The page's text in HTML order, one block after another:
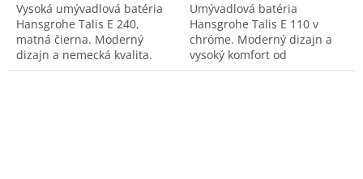
Vysoká umývadlová batéria
Hansgrohe Talis E 240,
matná čierna. Moderný
dizajn a nemecká kvalita.
Kód výrobku: 71717670.
Umývadlová batéria
Hansgrohe Talis E 110 v
chróme. Moderný dizajn a
vysoký komfort od
špičkového výrobcu. Kód